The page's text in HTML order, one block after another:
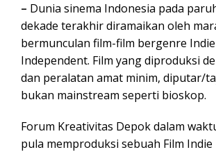
– Dunia sinema Indonesia pada
dekade terakhir diramaikan oleh
bermunculan film-film bergenre
Independent. Film yang diproduksi
dan peralatan amat minim, diputar/
bukan mainstream seperti bioskop.
Forum Kreativitas Depok dalam
pula memproduksi sebuah Film